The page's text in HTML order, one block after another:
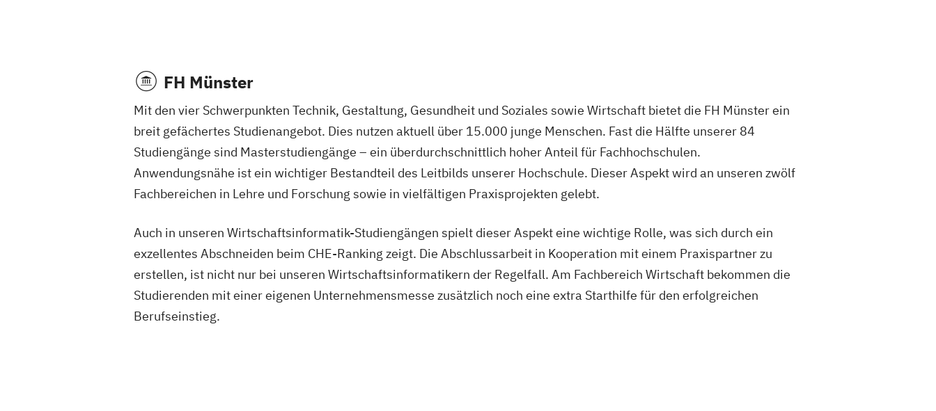
FH Münster
Mit den vier Schwerpunkten Technik, Gestaltung, Gesundheit und Soziales sowie Wirtschaft bietet die FH Münster ein
breit gefächertes Studienangebot. Dies nutzen aktuell über 15.000 junge Menschen. Fast die Hälfte unserer 84
Studiengänge sind Masterstudiengänge – ein überdurchschnittlich hoher Anteil für Fachhochschulen.
Anwendungsnähe ist ein wichtiger Bestandteil des Leitbilds unserer Hochschule. Dieser Aspekt wird an unseren zwölf
Fachbereichen in Lehre und Forschung sowie in vielfältigen Praxisprojekten gelebt.
Auch in unseren Wirtschaftsinformatik-Studiengängen spielt dieser Aspekt eine wichtige Rolle, was sich durch ein
exzellentes Abschneiden beim CHE-Ranking zeigt. Die Abschlussarbeit in Kooperation mit einem Praxispartner zu
erstellen, ist nicht nur bei unseren Wirtschaftsinformatikern der Regelfall. Am Fachbereich Wirtschaft bekommen die
Studierenden mit einer eigenen Unternehmensmesse zusätzlich noch eine extra Starthilfe für den erfolgreichen
Berufseinstieg.